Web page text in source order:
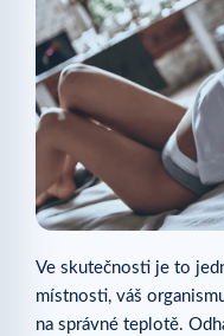
Ve skutečnosti je to
místnosti, váš
na správné teplotě.